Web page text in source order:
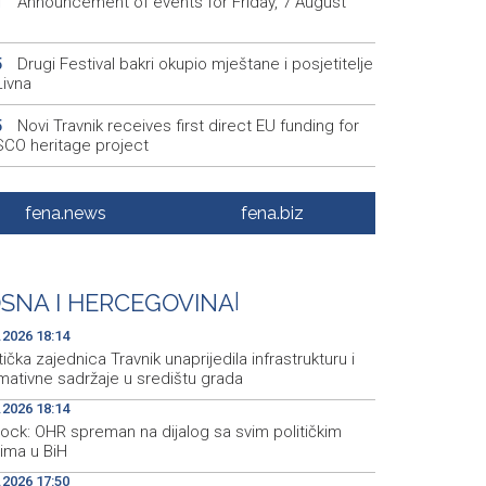
Drugi Festival bakri okupio mještane i posjetitelje
Novi Travnik receives first direct EU funding for
heritage project
Crishock: OHR maintains an open dialogue with
stakeholders in BiH
Španska krajnja ljevica i desnica ujedinjene protiv
kao suorganizatora SP 2030.
fena.news fena.biz
I HERCEGOVINA
18:14
zajednica Travnik unaprijedila infrastrukturu i
sadržaje u središtu grada
18:14
OHR spreman na dijalog sa svim političkim
u BiH
17:50